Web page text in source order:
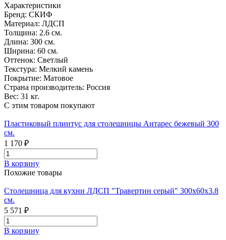
Характеристики
Бренд: СКИФ
Материал: ЛДСП
Толщина: 2.6 см.
Длина: 300 см.
Ширина: 60 см.
Оттенок: Светлый
Текстура: Мелкий камень
Покрытие: Матовое
Страна производитель: Россия
Вес: 31 кг.
С этим товаром покупают
Пластиковый плинтус для столешницы Антарес бежевый 300
см.
1 170 ₽
В корзину
Похожие товары
Столешница для кухни ЛДСП "Травертин серый" 300x60x3.8
см.
5 571 ₽
В корзину